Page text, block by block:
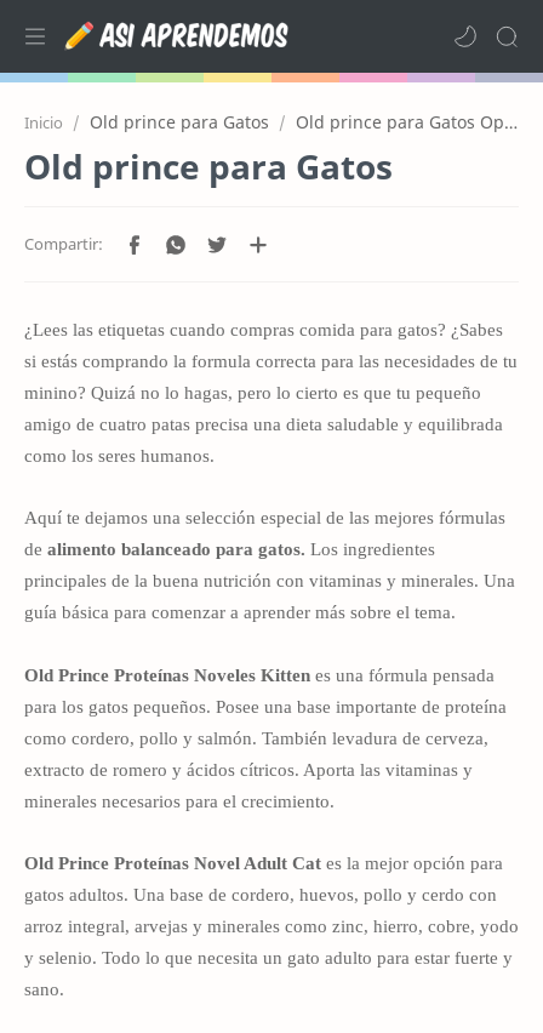
Inicio Old prince para Gatos Old prince para Gatos Opiniones
Old prince para Gatos
¿Lees las etiquetas cuando compras comida para gatos? ¿Sabes
si estás comprando la formula correcta para las necesidades de tu
minino? Quizá no lo hagas, pero lo cierto es que tu pequeño
amigo de cuatro patas precisa una dieta saludable y equilibrada
como los seres humanos.
Aquí te dejamos una selección especial de las mejores fórmulas
de alimento balanceado para gatos. Los ingredientes
principales de la buena nutrición con vitaminas y minerales. Una
guía básica para comenzar a aprender más sobre el tema.
Old Prince Proteínas Noveles Kitten es una fórmula pensada
para los gatos pequeños. Posee una base importante de proteína
como cordero, pollo y salmón. También levadura de cerveza,
extracto de romero y ácidos cítricos. Aporta las vitaminas y
minerales necesarios para el crecimiento.
Old Prince Proteínas Novel Adult Cat es la mejor opción para
gatos adultos. Una base de cordero, huevos, pollo y cerdo con
arroz integral, arvejas y minerales como zinc, hierro, cobre, yodo
y selenio. Todo lo que necesita un gato adulto para estar fuerte y
sano.